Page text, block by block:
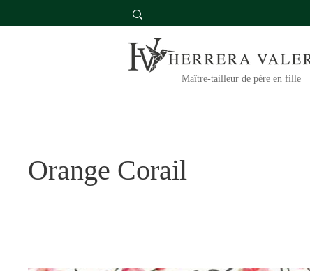
Maître-tailleur de père en fille
Orange Corail